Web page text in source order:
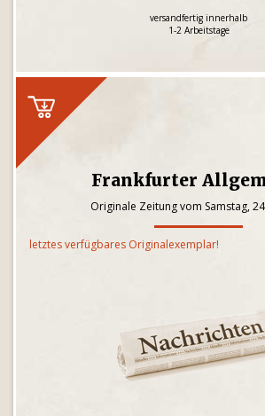
versandfertig innerhalb
1-2 Arbeitstage
Frankfurter
Originale Zeitung vom Samstag,
letztes verfügbares Originalexemplar!